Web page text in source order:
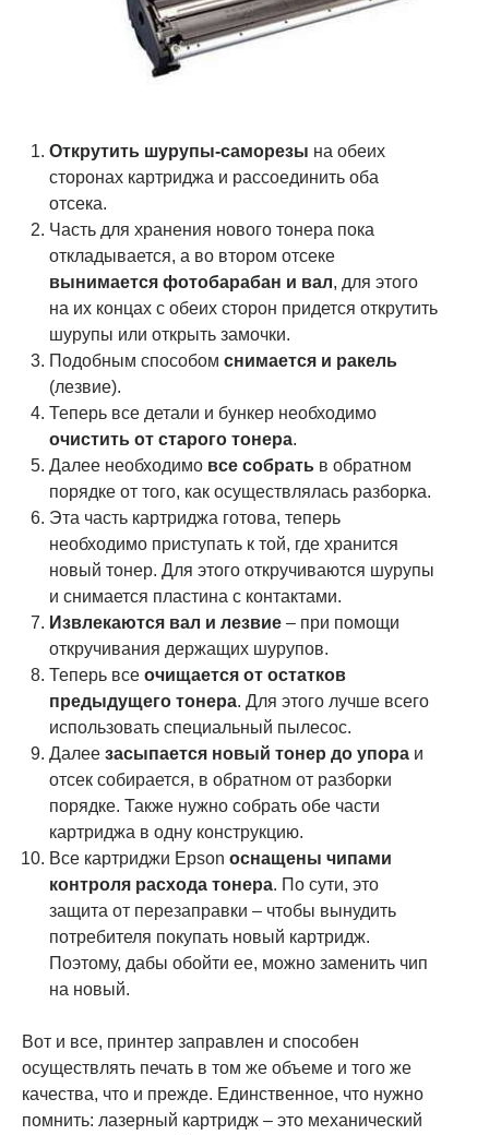
Открутить шурупы-саморезы на обеих
сторонах картриджа и рассоединить оба
отсека.
Часть для хранения нового тонера пока
откладывается, а во втором отсеке
вынимается фотобарабан и вал, для этого
на их концах с обеих сторон придется открутить
шурупы или открыть замочки.
Подобным способом снимается и ракель
(лезвие).
Теперь все детали и бункер необходимо
очистить от старого тонера.
Далее необходимо все собрать в обратном
порядке от того, как осуществлялась разборка.
Эта часть картриджа готова, теперь
необходимо приступать к той, где хранится
новый тонер. Для этого откручиваются шурупы
и снимается пластина с контактами.
Извлекаются вал и лезвие – при помощи
откручивания держащих шурупов.
Теперь все очищается от остатков
предыдущего тонера. Для этого лучше всего
использовать специальный пылесос.
Далее засыпается новый тонер до упора и
отсек собирается, в обратном от разборки
порядке. Также нужно собрать обе части
картриджа в одну конструкцию.
Все картриджи Epson оснащены чипами
контроля расхода тонера. По сути, это
защита от перезаправки – чтобы вынудить
потребителя покупать новый картридж.
Поэтому, дабы обойти ее, можно заменить чип
на новый.
Вот и все, принтер заправлен и способен
осуществлять печать в том же объеме и того же
качества, что и прежде. Единственное, что нужно
помнить: лазерный картридж – это механический